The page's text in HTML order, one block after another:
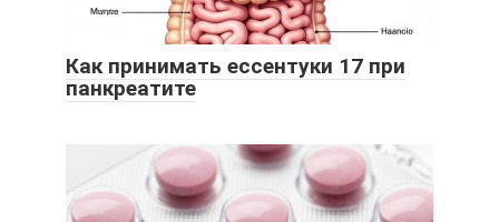
Как принимать ессентуки 17 при
панкреатите